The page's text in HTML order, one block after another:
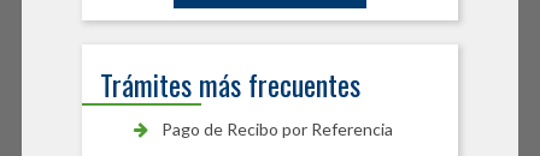
Trámites más frecuentes
Pago de Recibo por Referencia